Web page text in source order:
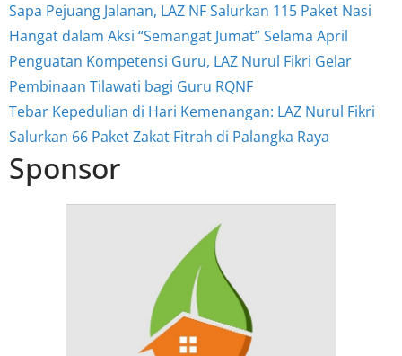
Sapa Pejuang Jalanan, LAZ NF Salurkan 115 Paket Nasi
Hangat dalam Aksi “Semangat Jumat” Selama April
Penguatan Kompetensi Guru, LAZ Nurul Fikri Gelar
Pembinaan Tilawati bagi Guru RQNF
Tebar Kepedulian di Hari Kemenangan: LAZ Nurul Fikri
Salurkan 66 Paket Zakat Fitrah di Palangka Raya
Sponsor